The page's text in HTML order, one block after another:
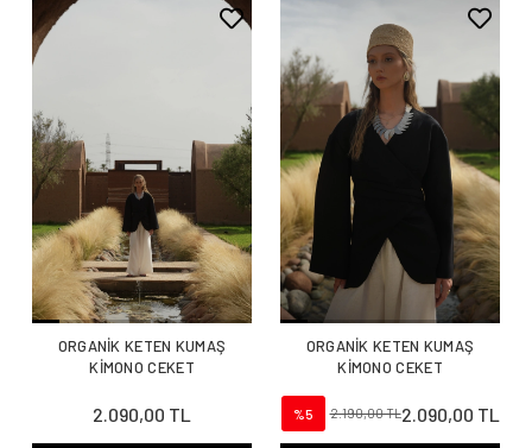
ORGANİK KETEN KUMAŞ
KİMONO CEKET
2.090,00 TL
ORGANİK KETEN KUMAŞ
KİMONO CEKET
%5 2.190,00 TL2.090,00 TL